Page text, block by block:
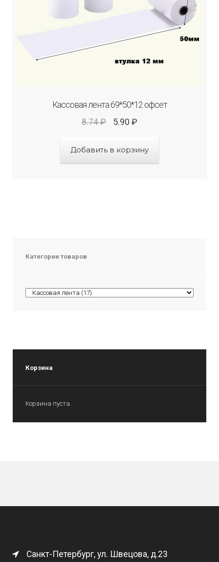
Кассовая лента 69*50*12 офсет
8.74₽ 5.90₽
Добавить в корзину
Категории товаров
Корзина
Корзина пуста.
Санкт-Петербург, ул. Швецова, д.23